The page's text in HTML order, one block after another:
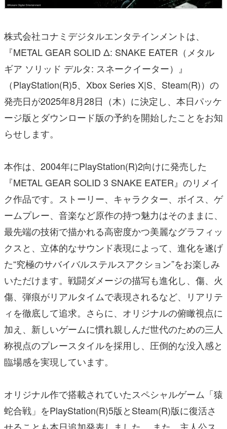
株式会社コナミデジタルエンタテインメントは、
『METAL GEAR SOLID Δ: SNAKE EATER（メタル
ギア ソリッド デルタ: スネークイーター）』
（PlayStation(R)5、Xbox Series X|S、Steam(R)）の
発売日が2025年8月28日（木）に決定し、本日パッケ
ージ版とダウンロード版の予約を開始したことをお知
らせします。
本作は、2004年にPlayStation(R)2向けに発売した
『METAL GEAR SOLID 3 SNAKE EATER』のリメイ
ク作品です。ストーリー、キャラクター、ボイス、ゲ
ームプレー、音楽など原作の持つ魅力はそのままに、
最先端の技術で描かれる高密度かつ美麗なグラフィッ
クスと、立体的なサウンド表現によって、進化を遂げ
た“究極のサバイバルステルスアクション”をお楽しみ
いただけます。戦闘ダメージの描写も進化し、傷、火
傷、弾痕がリアルタイムで表現されるなど、リアリテ
ィを徹底して追求。さらに、オリジナルの俯瞰視点に
加え、新しいゲームに慣れ親しんだ世代のための三人
称視点のプレースタイルを採用し、圧倒的な没入感と
臨場感を実現しています。
オリジナル作で搭載されていたスペシャルゲーム「猿
蛇合戦」をPlayStation(R)5版とSteam(R)版に復活さ
せることも本日追加発表しました。 また、主人公ス